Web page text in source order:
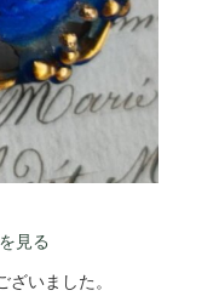
見る
いました。